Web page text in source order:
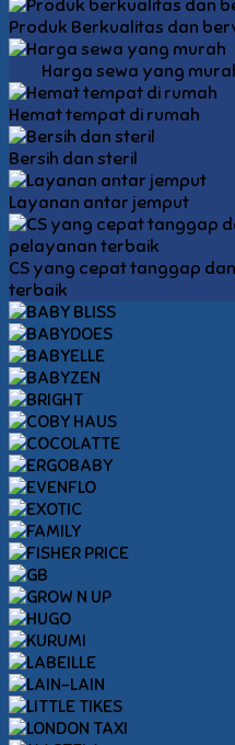
Produk Berkualitas dan
Harga sewa yang
Hemat tempat di rumah
Bersih dan steril
Layanan antar jemput
CS yang cepat tanggap
terbaik